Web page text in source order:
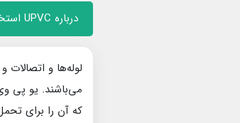
درباره UPVC استخری
می‌باشند. یو پی
که آن را برای